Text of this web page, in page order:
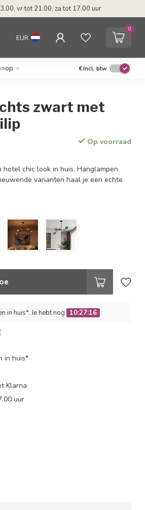
vr tot 21.00, za tot 17.00 uur
EUR
0
€Incl. btw
zwart met
Op voorraad
chic look in huis. Hanglampen
varianten haal je een echte
in huis*. Je hebt nog 10:27:15
in huis*
Klarna
uur